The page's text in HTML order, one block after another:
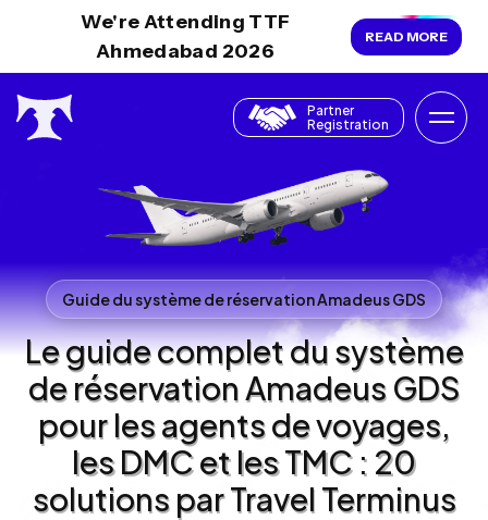
We're Attending TTF
Ahmedabad 2026
READ MORE
Partner
Registration
Guide du système de réservation Amadeus GDS
Le guide complet du système
de réservation Amadeus GDS
pour les agents de voyages,
les DMC et les TMC : 20
solutions par Travel Terminus